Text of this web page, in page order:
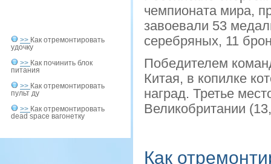
>> Как отремонтировать
удочку
>> Как починить блок
питания
>> Как отремонтировать
пульт ду
>> Как отремонтировать
dead space вагонетку
чемпионата мира,
завоевали 53
серебряных, 11
Победителем
Китая, в копилке
наград. Третье
Великобритании
Как